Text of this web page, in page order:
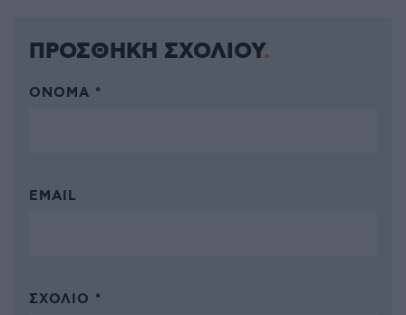
ΠΡΟΣΘΗΚΗ ΣΧΟΛΙΟΥ
ΌΝΟΜΑ *
EMAIL
ΣΧΌΛΙΟ *